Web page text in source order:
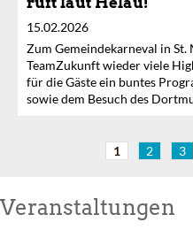
15.02.2026
Zum Gemeindekarneval in St.
TeamZukunft wieder viele
für die Gäste ein buntes
sowie dem Besuch des
1 2 3
Veranstaltungen